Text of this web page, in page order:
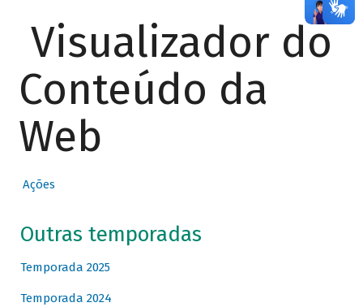
Visualizador do
Conteúdo da
Web
Ações
Outras temporadas
Temporada 2025
Temporada 2024